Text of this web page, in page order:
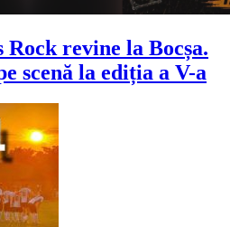
revine la Bocșa.
scenă la ediția a V-a